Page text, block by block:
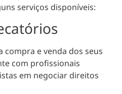
serviços disponíveis:
compra e venda dos seus
com profissionais
em negociar direitos